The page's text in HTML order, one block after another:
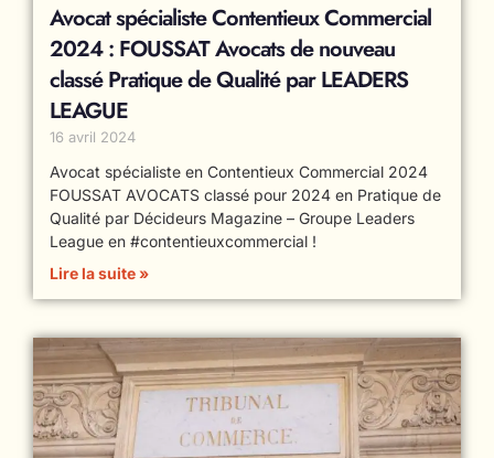
Avocat spécialiste Contentieux Commercial
2024 : FOUSSAT Avocats de nouveau
classé Pratique de Qualité par LEADERS
LEAGUE
16 avril 2024
Avocat spécialiste en Contentieux Commercial 2024
FOUSSAT AVOCATS classé pour 2024 en Pratique de
Qualité par Décideurs Magazine – Groupe Leaders
League en #contentieuxcommercial !
Lire la suite »